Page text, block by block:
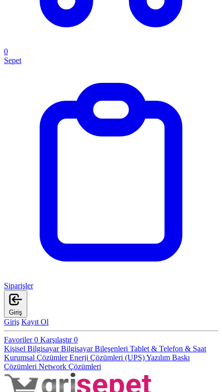
0
Sepet
Siparişler
Giriş
Giriş Kayıt Ol
Favoriler0 Karşılaştır0
Kişisel BilgisayarBilgisayar Bileşenleri Tablet & Telefon & Saat
Kurumsal ÇözümlerEnerji Çözümleri (UPS)Yazılım Baskı
Çözümleri Network Çözümleri